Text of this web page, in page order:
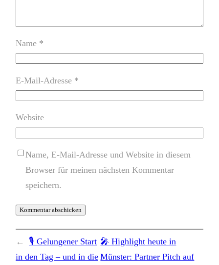
Name *
E-Mail-Adresse *
Website
Name, E-Mail-Adresse und Website in diesem
Browser für meinen nächsten Kommentar
speichern.
←
🎙️ Gelungener Start
in den Tag – und in die
🎤 Highlight heute in
Münster: Partner Pitch auf